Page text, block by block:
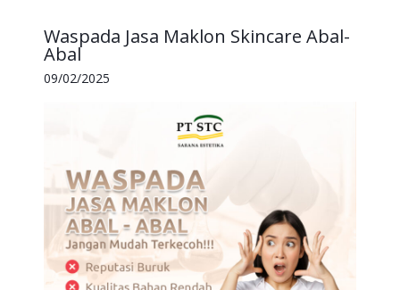
Waspada Jasa Maklon Skincare Abal-
Abal
09/02/2025